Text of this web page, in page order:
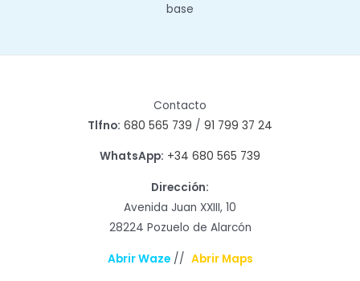
base
Contacto
Tlfno: 680 565 739 / 91 799 37 24
WhatsApp: +34 680 565 739
Dirección:
Avenida Juan XXIII, 10
28224 Pozuelo de Alarcón
Abrir Waze// Abrir Maps